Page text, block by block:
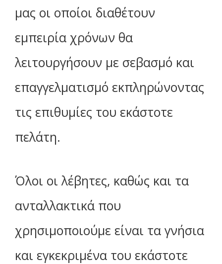
μας οι οποίοι διαθέτουν
εμπειρία χρόνων θα
λειτουργήσουν με σεβασμό και
επαγγελματισμό εκπληρώνοντας
τις επιθυμίες του εκάστοτε
πελάτη.
Όλοι οι λέβητες, καθώς και τα
ανταλλακτικά που
χρησιμοποιούμε είναι τα γνήσια
και εγκεκριμένα του εκάστοτε